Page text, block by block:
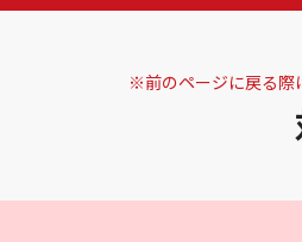
※前のページに戻る際